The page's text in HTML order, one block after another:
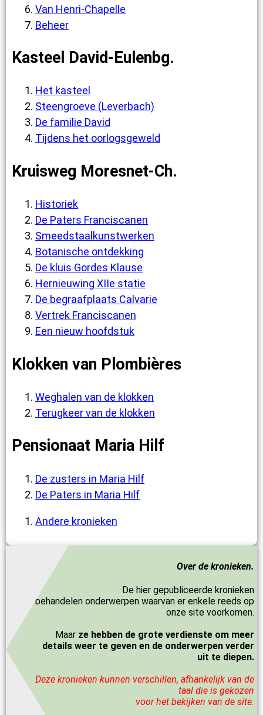
Van Henri-Chapelle
Beheer
Kasteel David-Eulenbg.
Het kasteel
Steengroeve (Leverbach)
De familie David
Tijdens het oorlogsgeweld
Kruisweg Moresnet-Ch.
Historiek
De Paters Franciscanen
Smeedstaalkunstwerken
Botanische ontdekking
De kluis Gordes Klause
Hernieuwing XIIe statie
De begraafplaats Calvarie
Vertrek Franciscanen
Een nieuw hoofdstuk
Klokken van Plombières
Weghalen van de klokken
Terugkeer van de klokken
Pensionaat Maria Hilf
De zusters in Maria Hilf
De Paters in Maria Hilf
Andere kronieken
Over de kronieken.
De hier gepubliceerde kronieken
behandelen onderwerpen waarvan er enkele reeds op
onze site voorkomen.
Maar ze hebben de grote verdienste om meer
details weer te geven en de onderwerpen verder
uit te diepen.
Deze kronieken kunnen verschillen, afhankelijk van de
taal die is gekozen
voor het bekijken van de site.